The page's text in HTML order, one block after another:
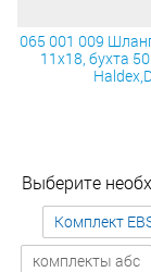
065 001 009
11х18, бухта
Выберите
Комплект
комплекты абс